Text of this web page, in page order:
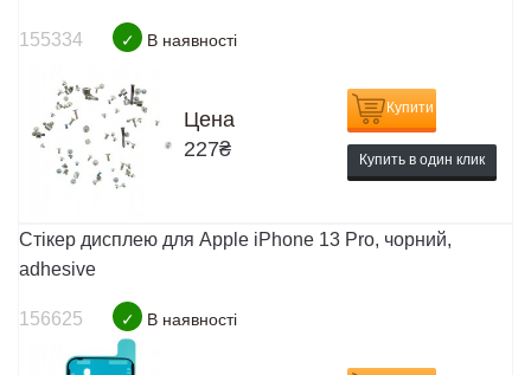
155334 ✓ В наявності
Цена
227₴
Купити
Купить в один клик
Стікер дисплею для Apple iPhone 13 Pro, чорний,
adhesive
156625 ✓ В наявності